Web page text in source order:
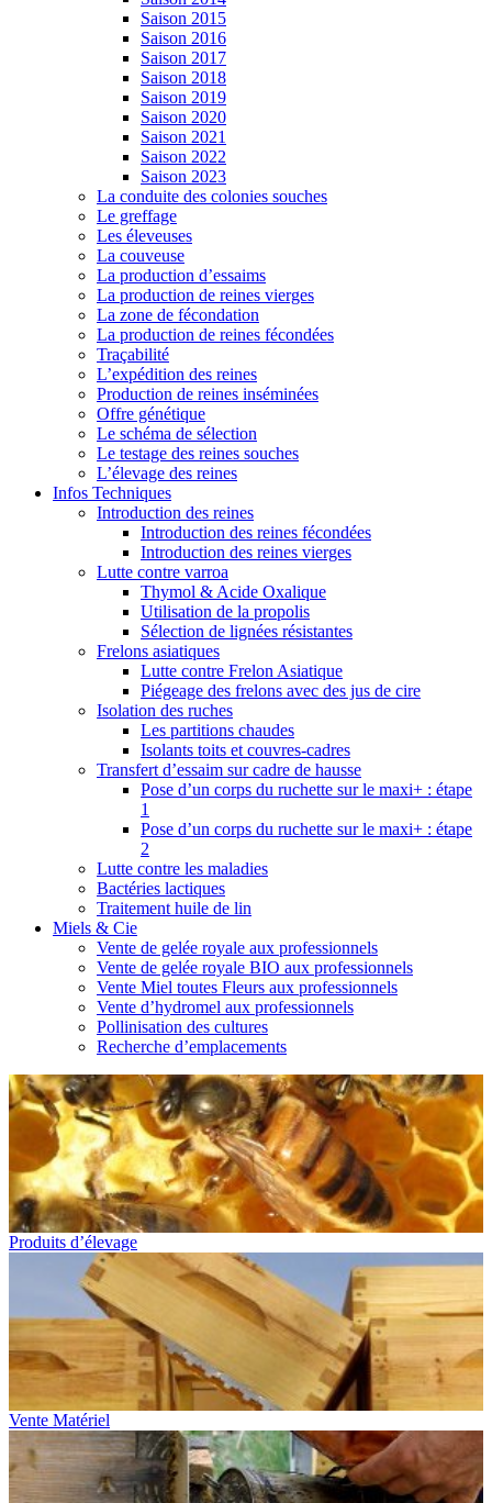
Saison 2015
Saison 2016
Saison 2017
Saison 2018
Saison 2019
Saison 2020
Saison 2021
Saison 2022
Saison 2023
La conduite des colonies souches
Le greffage
Les éleveuses
La couveuse
La production d’essaims
La production de reines vierges
La zone de fécondation
La production de reines fécondées
Traçabilité
L’expédition des reines
Production de reines inséminées
Offre génétique
Le schéma de sélection
Le testage des reines souches
L’élevage des reines
Infos Techniques
Introduction des reines
Introduction des reines fécondées
Introduction des reines vierges
Lutte contre varroa
Thymol & Acide Oxalique
Utilisation de la propolis
Sélection de lignées résistantes
Frelons asiatiques
Lutte contre Frelon Asiatique
Piégeage des frelons avec des jus de cire
Isolation des ruches
Les partitions chaudes
Isolants toits et couvres-cadres
Transfert d’essaim sur cadre de hausse
Pose d’un corps du ruchette sur le maxi+ : étape
1
Pose d’un corps du ruchette sur le maxi+ : étape
2
Lutte contre les maladies
Bactéries lactiques
Traitement huile de lin
Miels & Cie
Vente de gelée royale aux professionnels
Vente de gelée royale BIO aux professionnels
Vente Miel toutes Fleurs aux professionnels
Vente d’hydromel aux professionnels
Pollinisation des cultures
Recherche d’emplacements
Produits d’élevage
Vente Matériel